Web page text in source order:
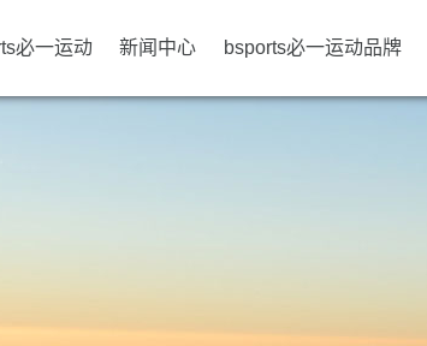
必一运动 新闻中心 bsports必一运动品牌